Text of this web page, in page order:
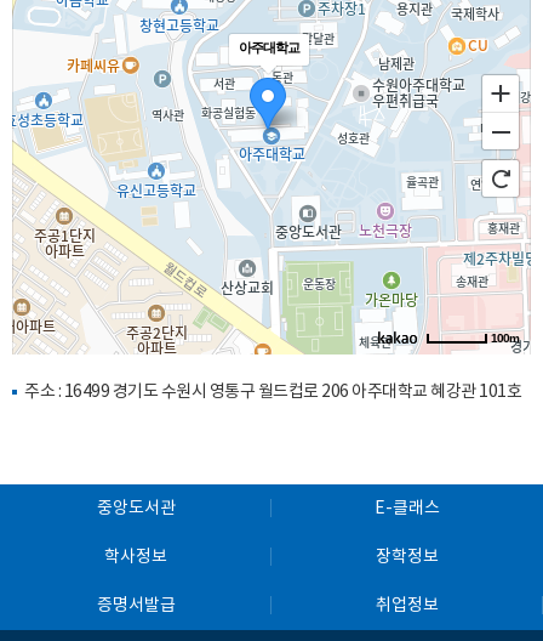
아주대학교
100m
주소 : 16499 경기도 수원시 영통구 월드컵로 206 아주대학교 혜강관 101호
중앙도서관 E-클래스
학사정보 장학정보
증명서발급 취업정보